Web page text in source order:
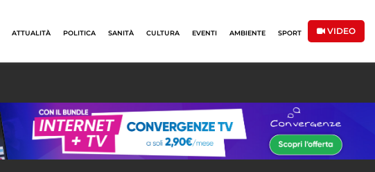
ATTUALITÀ POLITICA SANITÀ CULTURA EVENTI AMBIENTE SPORT VIDEO